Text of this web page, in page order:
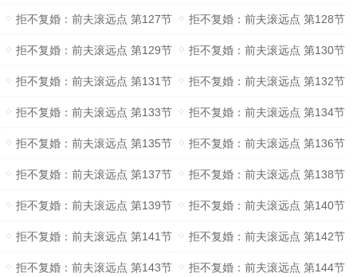
拒不复婚：前夫滚远点 第127节 拒不复婚：前夫滚远点 第128节
拒不复婚：前夫滚远点 第129节 拒不复婚：前夫滚远点 第130节
拒不复婚：前夫滚远点 第131节 拒不复婚：前夫滚远点 第132节
拒不复婚：前夫滚远点 第133节 拒不复婚：前夫滚远点 第134节
拒不复婚：前夫滚远点 第135节 拒不复婚：前夫滚远点 第136节
拒不复婚：前夫滚远点 第137节 拒不复婚：前夫滚远点 第138节
拒不复婚：前夫滚远点 第139节 拒不复婚：前夫滚远点 第140节
拒不复婚：前夫滚远点 第141节 拒不复婚：前夫滚远点 第142节
拒不复婚：前夫滚远点 第143节 拒不复婚：前夫滚远点 第144节